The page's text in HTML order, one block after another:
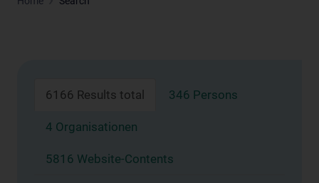
6166 Results total 346 Persons
4 Organisationen
5816 Website-Contents